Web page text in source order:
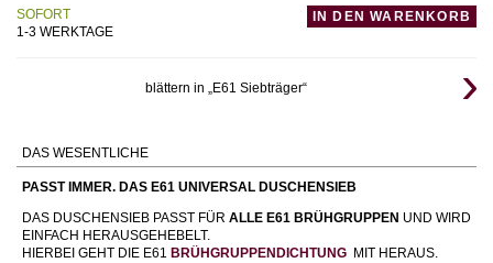
SOFORT
1-3 WERKTAGE
IN DEN WARENKORB
blättern in „E61 Siebträger“
DAS WESENTLICHE
PASST IMMER. DAS E61 UNIVERSAL DUSCHENSIEB
DAS DUSCHENSIEB PASST FÜR ALLE E61 BRÜHGRUPPEN UND WIRD
EINFACH HERAUSGEHEBELT.
HIERBEI GEHT DIE E61 BRÜHGRUPPENDICHTUNG MIT HERAUS.